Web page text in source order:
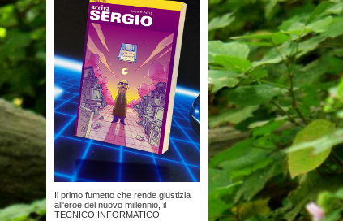
Il primo fumetto che rende giustizia
all'eroe del nuovo millennio, il
TECNICO INFORMATICO